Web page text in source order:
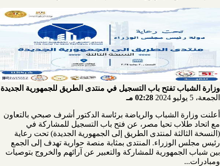
وزارة الشباب تفتح باب التسجيل في منتدى الطريق للجمهورية الجديدة
الجمعة، 5 يوليو 2024
02:28 مـ
أعلنت وزارة الشباب والرياضة برئاسة الدكتور أشرف صبحي بالتعاون
مع اتحاد طلاب تحيا مصر، عن فتح باب التسجيل للمشاركة في
(النسخة الثالثة لمنتدى الطريق إلى الجمهورية الجديدة) تحت رعاية
رئيس مجلس الوزراء. المنتدى بمثابة منصة حوارية تهدف إلى الجمع
بين شباب الجمهورية للمشاركة والتعبير عن آرائهم والخروج بتوصيات
ومبادرات...